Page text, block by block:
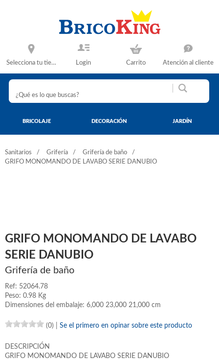
Selecciona tu tienda Login Carrito Atención al cliente
BRICOLAJE DECORACIÓN JARDÍN
Sanitarios Grifería
Grifería de baño
GRIFO MONOMANDO DE LAVABO SERIE DANUBIO
GRIFO MONOMANDO DE LAVABO
SERIE DANUBIO
Grifería de baño
Ref: 52064.78
Peso: 0.98 Kg
Dimensiones del embalaje: 6,000 23,000 21,000 cm
(0) Se el primero en opinar sobre este producto
DESCRIPCIÓN
GRIFO MONOMANDO DE LAVABO SERIE DANUBIO